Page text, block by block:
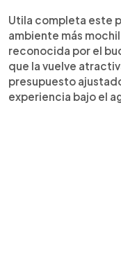
Utila completa este
ambiente más
reconocida por el
que la vuelve
presupuesto
experiencia bajo el